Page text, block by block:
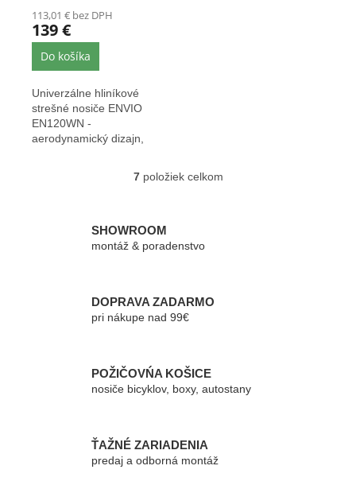
produktu
je
5,0
hviezdičiek.
113,01 € bez DPH
139 €
Do košíka
Univerzálne hliníkové
strešné nosiče ENVIO
EN120WN -
aerodynamický dizajn,
O
d
e
p
k
y
v
i
s
u
7položiek celkom
SHOWROOM
montáž & poradenstvo
DOPRAVA ZADARMO
pri nákupe nad 99€
POŽIČOVŃA KOŠICE
nosiče bicyklov, boxy, autostany
ŤAŽNÉ ZARIADENIA
predaj a odborná montáž